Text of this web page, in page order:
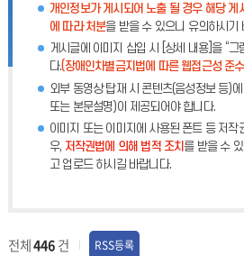
개인정보가 게시되어 노출 될 경우 해당 게
에 따라 처분을 받을 수 있으니 유의하시기
게시글에 이미지 삽입 시 [상세 내용]을 “그
다.(장애인차별금지법에 따른 웹접근성 준
외부 동영상 탑재 시 콘텐츠(음성정보 등)
또는 본문설명)이 제공되어야 합니다.
이미지 또는 이미지에 사용된 폰트 등 저작
우, 저작권법에 의해 법적 조치 를 받을 수
고 업로드 하시길 바랍니다.
전체446건 RSS등록